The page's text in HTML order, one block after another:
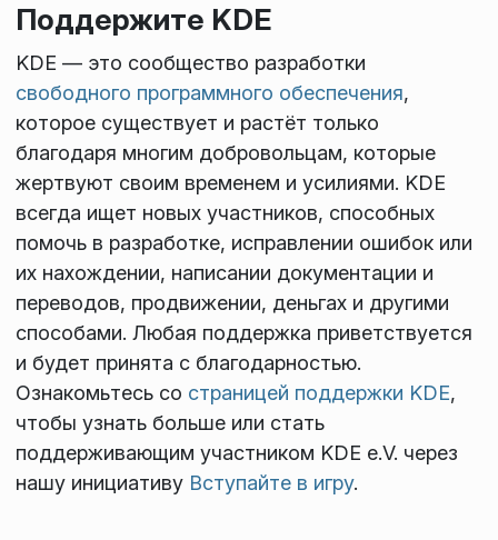
Поддержите KDE
KDE — это сообщество разработки
свободного программного обеспечения,
которое существует и растёт только
благодаря многим добровольцам, которые
жертвуют своим временем и усилиями. KDE
всегда ищет новых участников, способных
помочь в разработке, исправлении ошибок или
их нахождении, написании документации и
переводов, продвижении, деньгах и другими
способами. Любая поддержка приветствуется
и будет принята с благодарностью.
Ознакомьтесь со страницей поддержки KDE,
чтобы узнать больше или стать
поддерживающим участником KDE e.V. через
нашу инициативу Вступайте в игру.